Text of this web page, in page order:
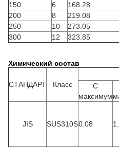
150
6 168.28
200
8 219.08
250
10 273.05
300
12 323.85
Химический состав
СТАНДАРТ Класс
C
максимум
JIS SUS310S0.08